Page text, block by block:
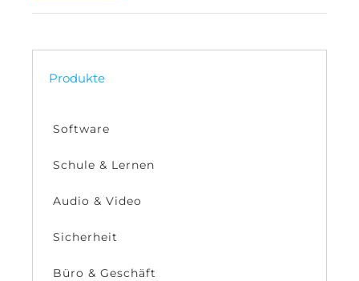
Preis
Preis
Produkte
Software
Schule & Lernen
Audio & Video
Sicherheit
Büro & Geschäft